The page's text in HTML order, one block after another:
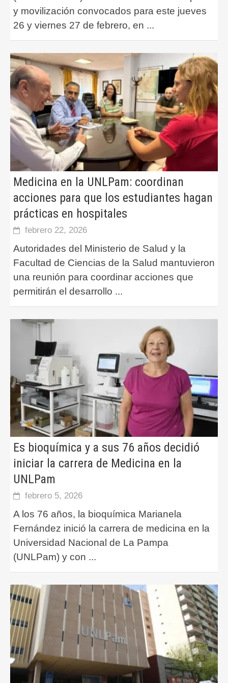
y movilización convocados para este jueves
26 y viernes 27 de febrero, en ...
Medicina en la UNLPam: coordinan
acciones para que los estudiantes hagan
prácticas en hospitales
febrero 22, 2026
Autoridades del Ministerio de Salud y la
Facultad de Ciencias de la Salud mantuvieron
una reunión para coordinar acciones que
permitirán el desarrollo ...
Es bioquímica y a sus 76 años decidió
iniciar la carrera de Medicina en la
UNLPam
febrero 5, 2026
A los 76 años, la bioquímica Marianela
Fernández inició la carrera de medicina en la
Universidad Nacional de La Pampa
(UNLPam) y con ...